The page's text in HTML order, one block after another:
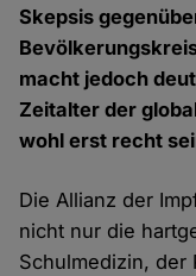
Skepsis
macht jedoch
Zeitalter der
wohl erst recht
Die Allianz der
nicht nur die
Schulmedizin, der